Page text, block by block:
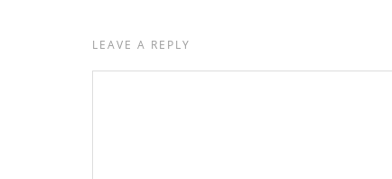
LEAVE A REPLY